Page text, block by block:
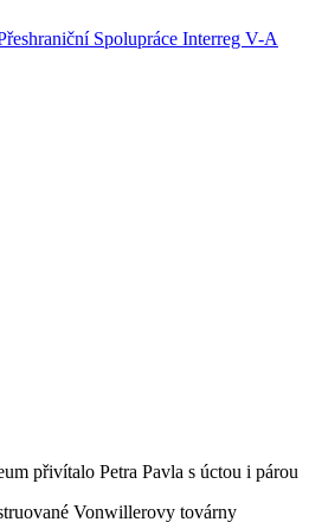
přivítalo Petra Pavla s úctou i párou
Vonwillerovy továrny